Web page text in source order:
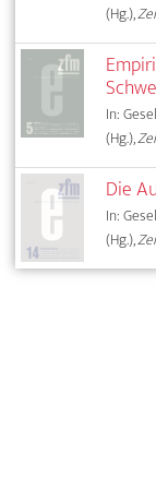
(Hg.),
In:
(Hg.),
Die
In:
(Hg.),